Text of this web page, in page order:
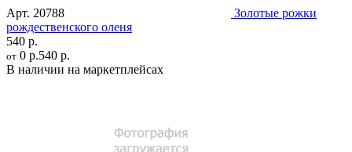
Арт. 20788
Золотые рожки
рождественского оленя
540 р.
от 0 р.540 р.
В наличии на маркетплейсах